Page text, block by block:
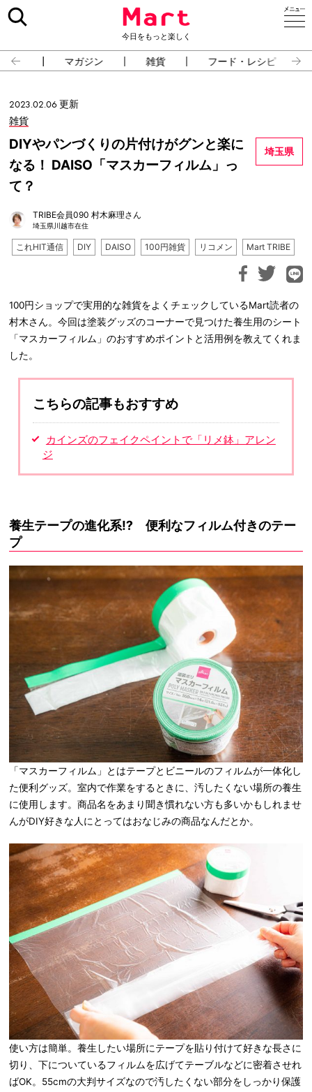
今日をもっと楽しく
占い マガジン 雑貨 フード・レシピ
2023.02.06 更新
雑貨
DIYやパンづくりの片付けがグンと楽に
なる！ DAISO「マスカーフィルム」っ
て？
埼玉県
TRIBE会員090 村木麻理さん
埼玉県川越市在住
これHIT通信 DIY DAISO 100円雑貨 リコメン Mart TRIBE
100円ショップで実用的な雑貨をよくチェックしているMart読者の
村木さん。今回は塗装グッズのコーナーで見つけた養生用のシート
「マスカーフィルム」のおすすめポイントと活用例を教えてくれま
した。
こちらの記事もおすすめ
カインズのフェイクペイントで「リメ鉢」アレン
ジ
養生テープの進化系⁉ 便利なフィルム付きのテー
プ
「マスカーフィルム」とはテープとビニールのフィルムが一体化し
た便利グッズ。室内で作業をするときに、汚したくない場所の養生
に使用します。商品名をあまり聞き慣れない方も多いかもしれませ
んがDIY好きな人にとってはおなじみの商品なんだとか。
使い方は簡単。養生したい場所にテープを貼り付けて好きな長さに
切り、下についているフィルムを広げてテーブルなどに密着させれ
ばOK。55cmの大判サイズなので汚したくない部分をしっかり保護